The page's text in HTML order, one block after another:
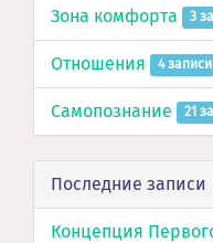
Зона комфорта 3
Отношения 4 записи
Самопознание 21
Последние записи
Концепция